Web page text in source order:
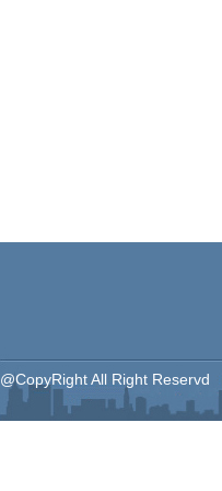
@CopyRight All Right Reservd